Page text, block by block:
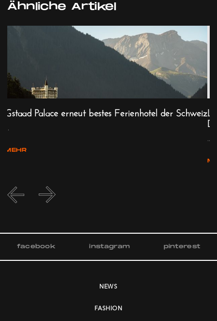
Ähnliche Artikel
Gstaad Palace erneut bestes Ferienhotel der Schweiz
...
MEHR
...
facebook instagram pinterest
NEWS
FASHION